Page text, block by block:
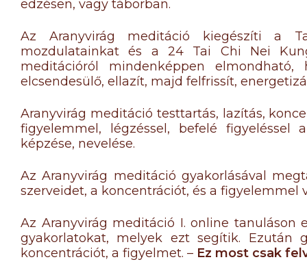
edzésen, vagy táborban.
Az Aranyvirág meditáció kiegészíti a
mozdulatainkat és a 24 Tai Chi Nei
meditációról mindenképpen
elcsendesülő, ellazít, majd felfrissít,
Aranyvirág meditáció testtartás, lazítás,
figyelemmel, légzéssel, befelé figyeléssel
képzése, nevelése.
Az Aranyvirág meditáció gyakorlásával
szerveidet, a koncentrációt, és a figyelemmel
Az Aranyvirág meditáció I. online tanuláson
gyakorlatokat, melyek ezt segítik. Ezután
koncentrációt, a figyelmet. – Ez most csak